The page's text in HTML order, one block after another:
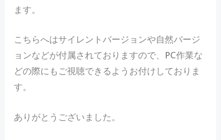
ます。
こちらへはサイレントバージョンや自然バージ
ョンなどが付属されておりますので、PC作業な
どの際にもご視聴できるようお付けしておりま
す。
ありがとうございました。